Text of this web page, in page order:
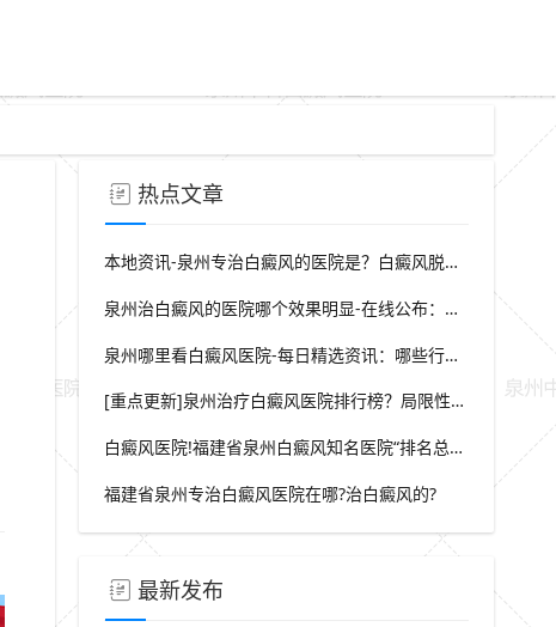
热点文章
本地资讯-泉州专治白癜风的医院是？白癜风脱屑是什么症状？
泉州治白癜风的医院哪个效果明显-在线公布：生活中哪些因素会诱发出白癜风
泉州哪里看白癜风医院-每日精选资讯：哪些行为会导致白癜风白斑在长
[重点更新]泉州治疗白癜风医院排行榜？局限性白癜风早期症状？
白癜风医院!福建省泉州白癜风知名医院“排名总榜公开”福建省泉州治白癜风那家医院较好“强势推荐”?
福建省泉州专治白癜风医院在哪?治白癜风的?
最新发布